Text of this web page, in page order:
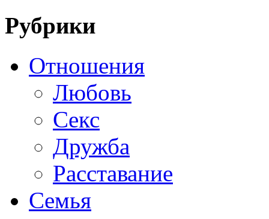
Рубрики
Отношения
Любовь
Секс
Дружба
Расставание
Семья